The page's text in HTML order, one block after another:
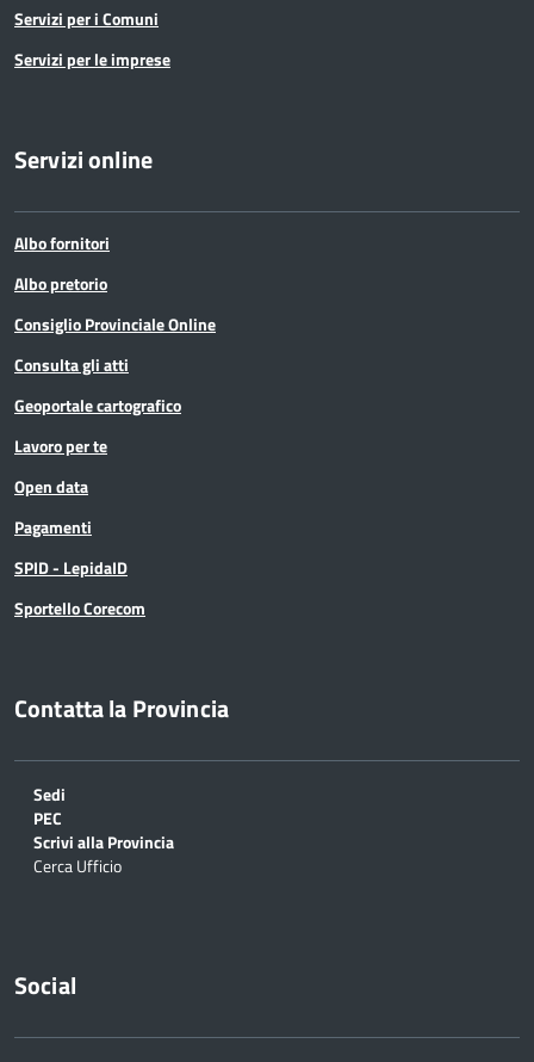
Servizi per i Comuni
Servizi per le imprese
Servizi online
Albo fornitori
Albo pretorio
Consiglio Provinciale Online
Consulta gli atti
Geoportale cartografico
Lavoro per te
Open data
Pagamenti
SPID - LepidaID
Sportello Corecom
Contatta la Provincia
Sedi
PEC
Scrivi alla Provincia
Cerca Ufficio
Social